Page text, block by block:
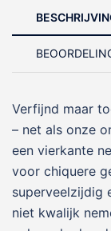
Verfijnd maar
– net als onze
een vierkante
voor chiquere
superveelzijdig
niet kwalijk